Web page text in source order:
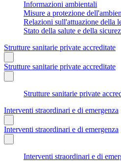
Informazioni ambientali
Misure a protezione
Relazioni sull'attuazione della
Stato della salute e della
Strutture sanitarie private accreditate
Strutture sanitarie private accreditate
Strutture sanitarie private
Interventi straordinari e di emergenza
Interventi straordinari e di emergenza
Interventi straordinari e di